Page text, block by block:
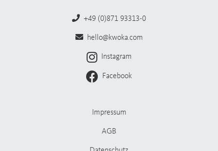
+49 (0)871 93313-0
hello@kwoka.com
Instagram
Facebook
Impressum
AGB